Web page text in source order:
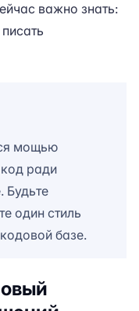
важно знать:
мощью
ради
Будьте
один стиль
базе.